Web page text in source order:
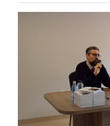
Special